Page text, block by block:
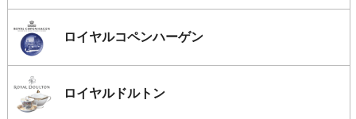
ロイヤルコペンハーゲン
ロイヤルドルトン